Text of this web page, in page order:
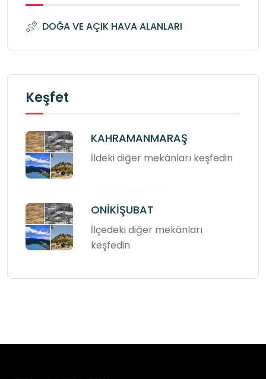
DOĞA VE AÇIK HAVA ALANLARI
Keşfet
KAHRAMANMARAŞ
İldeki diğer mekânları keşfedin
ONİKİŞUBAT
İlçedeki diğer mekânları
keşfedin